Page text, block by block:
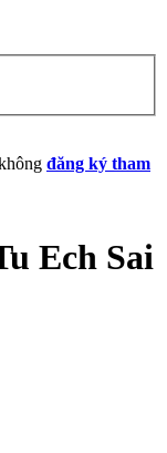
đăng ký tham
Ech Sai